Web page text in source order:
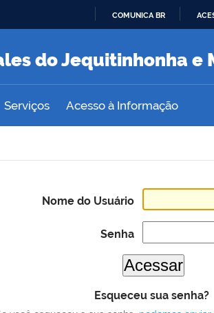
O
COMUNICA BR
do Jequitinhonha e
Serviços Acesso à Informação
Nome do Usuário
Senha
Esqueceu sua senha?